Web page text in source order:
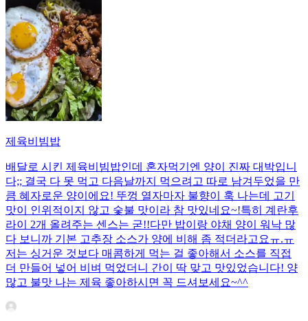
제육비빔밥
배달로 시킨 제육비빔밥인데 혼자먹기엔 양이 진짜 대박입니
다;; 결국 다 못 먹고 다음날까지 먹으려고 따로 남겨두었을 만
큼 혜자로운 양이에요! 뚜껑 열자마자 불향이 훅 나는데 고기
맛이 인위적이지 않고 숯불 맛이라 참 맛있네요~!특히 계란후
라이 2개 올려주는 센스는 굳!! ​다만 밥이랑 야채 양이 워낙 많
다 보니까 기본 고추장 소스가 양에 비해 좀 적더라고요ㅠ.ㅠ
저는 싱거운 것보다 매콤하게 먹는 걸 좋아해서 소스를 직접
더 만들어 넣어 비벼 먹었더니 간이 딱 맞고 맛있었습니다! 양
많고 불맛 나는 제육 좋아하시면 꼭 드셔보세요~^^